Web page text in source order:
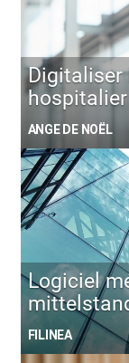
Digitaliser
hospitalier
ANGE DE NOËL
Logiciel
FILINEA